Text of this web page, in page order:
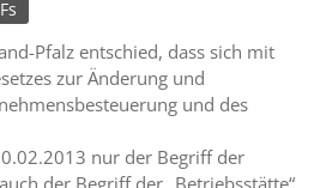
Pfalz entschied, dass sich mit
zur Änderung und
und des
nur der Begriff der